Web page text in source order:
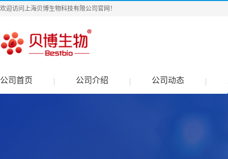
欢迎访问上海贝博生物科技有限公司官网！
公司首页 公司介绍 公司动态